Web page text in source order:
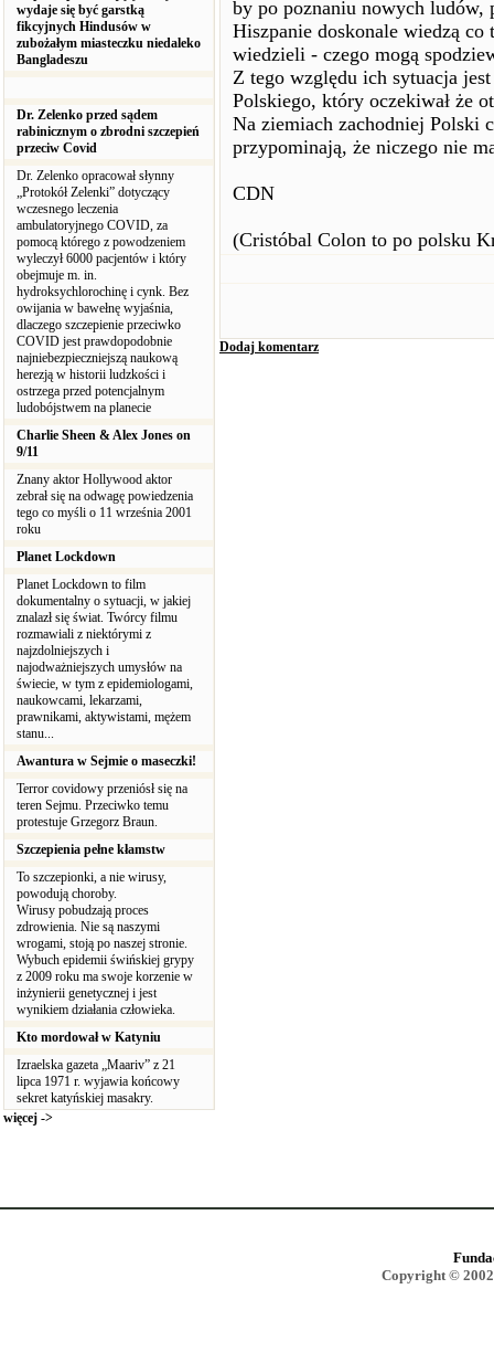
wydaje się być garstką
fikcyjnych Hindusów w
zubożałym miasteczku niedaleko
Bangladeszu
Dr. Zelenko przed sądem
rabinicznym o zbrodni szczepień
przeciw Covid
Dr. Zelenko opracował słynny
„Protokół Zelenki” dotyczący
wczesnego leczenia
ambulatoryjnego COVID, za
pomocą którego z powodzeniem
wyleczył 6000 pacjentów i który
obejmuje m. in.
hydroksychlorochinę i cynk. Bez
owijania w bawełnę wyjaśnia,
dlaczego szczepienie przeciwko
COVID jest prawdopodobnie
najniebezpieczniejszą naukową
herezją w historii ludzkości i
ostrzega przed potencjalnym
ludobójstwem na planecie
Charlie Sheen & Alex Jones on
9/11
Znany aktor Hollywood aktor
zebrał się na odwagę powiedzenia
tego co myśli o 11 września 2001
roku
Planet Lockdown
Planet Lockdown to film
dokumentalny o sytuacji, w jakiej
znalazł się świat. Twórcy filmu
rozmawiali z niektórymi z
najzdolniejszych i
najodważniejszych umysłów na
świecie, w tym z epidemiologami,
naukowcami, lekarzami,
prawnikami, aktywistami, mężem
stanu...
Awantura w Sejmie o maseczki!
Terror covidowy przeniósł się na
teren Sejmu. Przeciwko temu
protestuje Grzegorz Braun.
Szczepienia pełne kłamstw
To szczepionki, a nie wirusy,
powodują choroby.
Wirusy pobudzają proces
zdrowienia. Nie są naszymi
wrogami, stoją po naszej stronie.
Wybuch epidemii świńskiej grypy
z 2009 roku ma swoje korzenie w
inżynierii genetycznej i jest
wynikiem działania człowieka.
Kto mordował w Katyniu
Izraelska gazeta „Maariv” z 21
lipca 1971 r. wyjawia końcowy
sekret katyńskiej masakry.
więcej ->
by po poznaniu nowych ludów,
Hiszpanie doskonale wiedzą co
wiedzieli - czego mogą
Z tego względu ich sytuacja
Polskiego, który oczekiwał że
Na ziemiach zachodniej Polski
przypominają, że niczego nie
CDN
(Cristóbal Colon to po polsku
Dodaj komentarz
Copyright ©